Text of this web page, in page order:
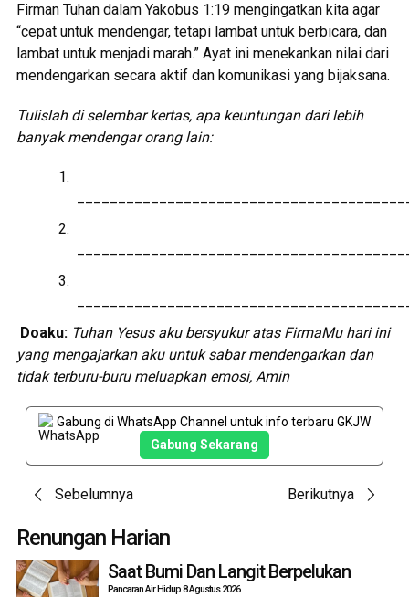
Firman Tuhan dalam Yakobus 1:19 mengingatkan kita agar
“cepat untuk mendengar, tetapi lambat untuk berbicara, dan
lambat untuk menjadi marah.” Ayat ini menekankan nilai dari
mendengarkan secara aktif dan komunikasi yang bijaksana.
Tulislah di selembar kertas, apa keuntungan dari lebih
banyak mendengar orang lain:
Doaku:Tuhan Yesus aku bersyukur atas FirmaMu hari ini
yang mengajarkan aku untuk sabar mendengarkan dan
tidak terburu-buru meluapkan emosi, Amin
Gabung di WhatsApp Channel untuk info terbaru GKJW
Gabung Sekarang
Post
navigation
Sebelumnya Berikutnya
Renungan Harian
Saat Bumi Dan Langit Berpelukan
Pancaran Air Hidup 8 Agustus 2026